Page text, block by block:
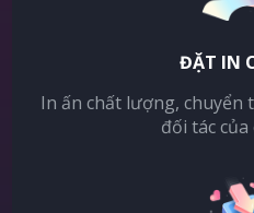
ĐẶT IN
In ấn chất lượng, chuyển
đối tác